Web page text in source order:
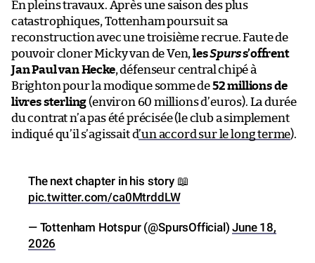
En pleins travaux. Après une saison des plus
catastrophiques, Tottenham poursuit sa
reconstruction avec une troisième recrue. Faute de
pouvoir cloner Micky van de Ven, lesSpurss’offrent
Jan Paul van Hecke, défenseur central chipé à
Brighton pour la modique somme de52 millions de
livres sterling(environ 60 millions d’euros). La durée
du contrat n’a pas été précisée (le club a simplement
indiqué qu’il s’agissait d’un accord sur le long terme).
The next chapter in his story 📖
pic.twitter.com/ca0MtrddLW
— Tottenham Hotspur (@SpursOfficial)June 18,
2026